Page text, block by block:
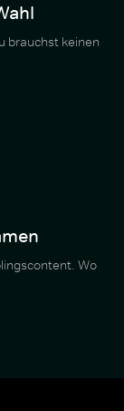
brauchst keinen
Wo